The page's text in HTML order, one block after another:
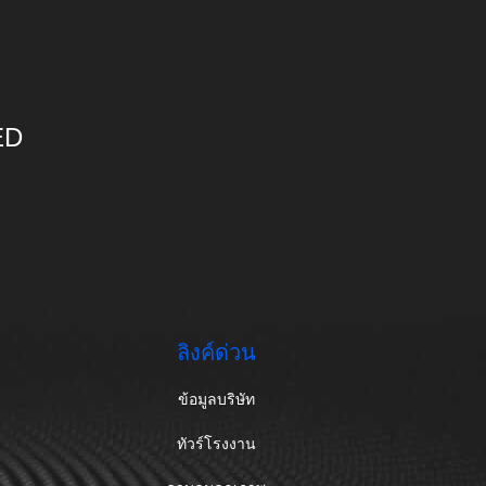
ลิงค์ด่วน
ข้อมูลบริษัท
ทัวร์โรงงาน